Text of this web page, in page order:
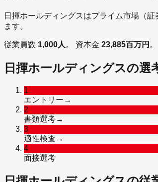
日揮ホールディングスはプライム市場（証
ます。
従業員数 1,000人 。 資本金 23,885百万円 。
日揮ホールディングスの選
1
エントリー →
2
書類選考→
3
適性検査 →
4
面接選考